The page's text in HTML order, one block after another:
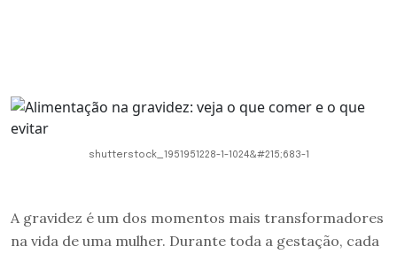
shutterstock_1951951228-1-1024&#215;683-1
A gravidez é um dos momentos mais transformadores
na vida de uma mulher. Durante toda a gestação, cada